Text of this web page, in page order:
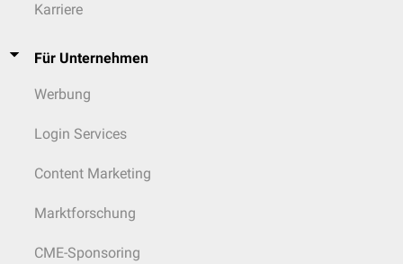
Karriere
Für Unternehmen
Werbung
Login Services
Content Marketing
Marktforschung
CME-Sponsoring